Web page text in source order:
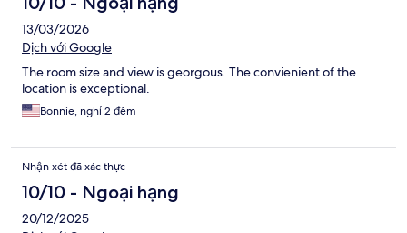
13/03/2026
Dịch với Google
The room size and view is georgous. The convienient of the
location is exceptional.
Bonnie, nghỉ 2 đêm
Nhận xét đã xác thực
10/10 - Ngoại hạng
20/12/2025